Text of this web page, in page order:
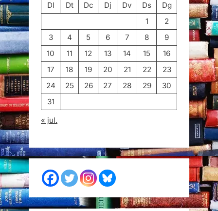
Dl
Dt Dc Dj Dv Ds
Dg
1
2
3
4 5 6 7 8
9
10
11 12 13 14 15
16
17
18 19 20 21 22
23
24
25 26 27 28 29
30
31
« jul.